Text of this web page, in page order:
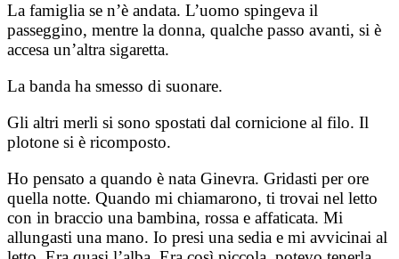
La famiglia se n’è andata. L’uomo spingeva il
passeggino, mentre la donna, qualche passo avanti, si è
accesa un’altra sigaretta.
La banda ha smesso di suonare.
Gli altri merli si sono spostati dal cornicione al filo. Il
plotone si è ricomposto.
Ho pensato a quando è nata Ginevra. Gridasti per ore
quella notte. Quando mi chiamarono, ti trovai nel letto
con in braccio una bambina, rossa e affaticata. Mi
allungasti una mano. Io presi una sedia e mi avvicinai al